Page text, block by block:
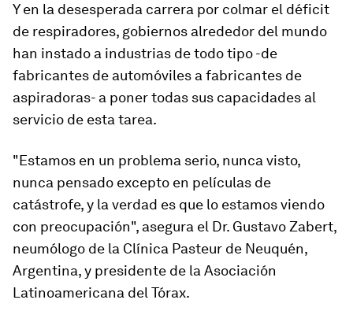
Y en la desesperada carrera por colmar el déficit
de respiradores, gobiernos alrededor del mundo
han instado a industrias de todo tipo -de
fabricantes de automóviles a fabricantes de
aspiradoras- a poner todas sus capacidades al
servicio de esta tarea.
"Estamos en un problema serio, nunca visto,
nunca pensado excepto en películas de
catástrofe, y la verdad es que lo estamos viendo
con preocupación", asegura el Dr. Gustavo Zabert,
neumólogo de la Clínica Pasteur de Neuquén,
Argentina, y presidente de la Asociación
Latinoamericana del Tórax.